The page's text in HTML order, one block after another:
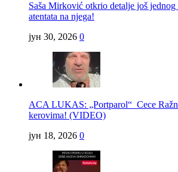
Saša Mirković otkrio detalje još jednog
atentata na njega!
јун 30, 2026 0
ACA LUKAS: „Portparol“ Cece
kerovima! (VIDEO)
јун 18, 2026 0